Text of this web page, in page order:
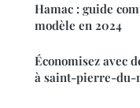
Hamac : guide
modèle en 2024
Économisez avec
à saint-pierre-du-